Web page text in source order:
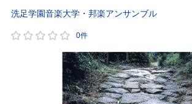
洗足学園音楽大学・邦楽アンサンブル
0件